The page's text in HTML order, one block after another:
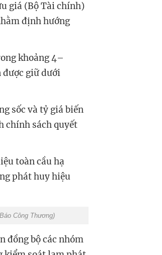
giá (Bộ Tài chính)
định hướng
khoảng 4–
được giữ dưới
sốc và tỷ giá biến
chính sách quyết
toàn cầu hạ
phát huy hiệu
Báo Công Thương)
đồng bộ các nhóm